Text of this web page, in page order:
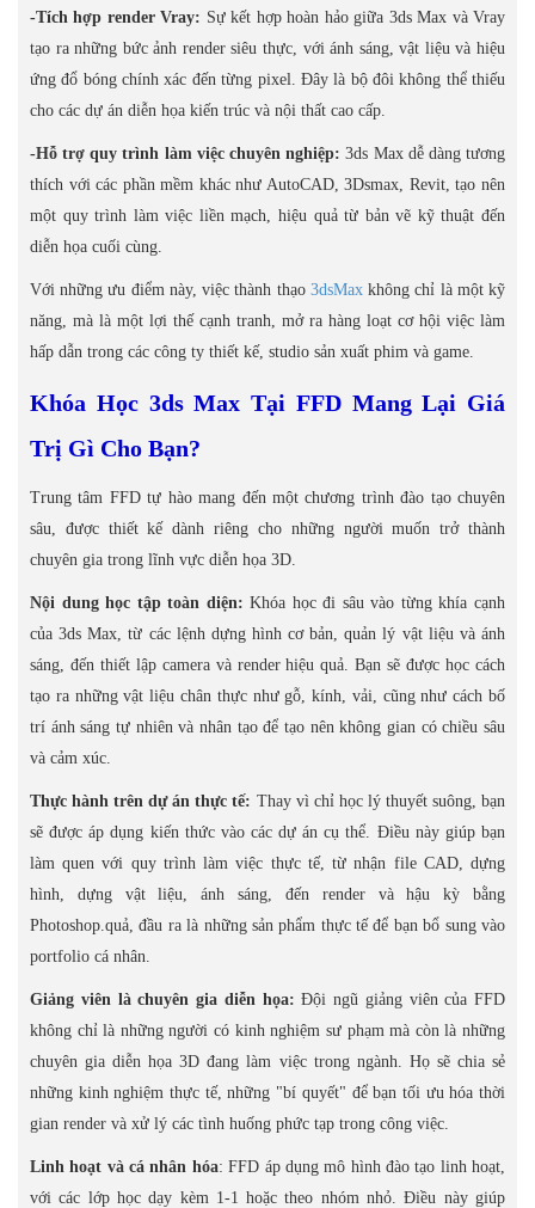
-Tích hợp render Vray: Sự kết hợp hoàn hảo giữa 3ds Max và Vray
tạo ra những bức ảnh render siêu thực, với ánh sáng, vật liệu và hiệu
ứng đổ bóng chính xác đến từng pixel. Đây là bộ đôi không thể thiếu
cho các dự án diễn họa kiến trúc và nội thất cao cấp.
-Hỗ trợ quy trình làm việc chuyên nghiệp: 3ds Max dễ dàng tương
thích với các phần mềm khác như AutoCAD, 3Dsmax, Revit, tạo nên
một quy trình làm việc liền mạch, hiệu quả từ bản vẽ kỹ thuật đến
diễn họa cuối cùng.
Với những ưu điểm này, việc thành thạo 3dsMaxkhông chỉ là một kỹ
năng, mà là một lợi thế cạnh tranh, mở ra hàng loạt cơ hội việc làm
hấp dẫn trong các công ty thiết kế, studio sản xuất phim và game.
Khóa Học 3ds Max Tại FFD Mang Lại Giá
Trị Gì Cho Bạn?
Trung tâm FFD tự hào mang đến một chương trình đào tạo chuyên
sâu, được thiết kế dành riêng cho những người muốn trở thành
chuyên gia trong lĩnh vực diễn họa 3D.
Nội dung học tập toàn diện: Khóa học đi sâu vào từng khía cạnh
của 3ds Max, từ các lệnh dựng hình cơ bản, quản lý vật liệu và ánh
sáng, đến thiết lập camera và render hiệu quả. Bạn sẽ được học cách
tạo ra những vật liệu chân thực như gỗ, kính, vải, cũng như cách bố
trí ánh sáng tự nhiên và nhân tạo để tạo nên không gian có chiều sâu
và cảm xúc.
Thực hành trên dự án thực tế: Thay vì chỉ học lý thuyết suông, bạn
sẽ được áp dụng kiến thức vào các dự án cụ thể. Điều này giúp bạn
làm quen với quy trình làm việc thực tế, từ nhận file CAD, dựng
hình, dựng vật liệu, ánh sáng, đến render và hậu kỳ bằng
Photoshop.quả, đầu ra là những sản phẩm thực tế để bạn bổ sung vào
portfolio cá nhân.
Giảng viên là chuyên gia diễn họa: Đội ngũ giảng viên của FFD
không chỉ là những người có kinh nghiệm sư phạm mà còn là những
chuyên gia diễn họa 3D đang làm việc trong ngành. Họ sẽ chia sẻ
những kinh nghiệm thực tế, những "bí quyết" để bạn tối ưu hóa thời
gian render và xử lý các tình huống phức tạp trong công việc.
Linh hoạt và cá nhân hóa: FFD áp dụng mô hình đào tạo linh hoạt,
với các lớp học dạy kèm 1-1 hoặc theo nhóm nhỏ. Điều này giúp